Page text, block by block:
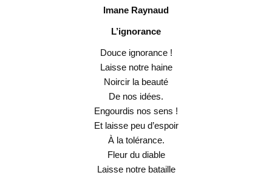
Imane Raynaud
L’ignorance
Douce ignorance !
Laisse notre haine
Noircir la beauté
De nos idées.
Engourdis nos sens !
Et laisse peu d’espoir
À la tolérance.
Fleur du diable
Laisse notre bataille